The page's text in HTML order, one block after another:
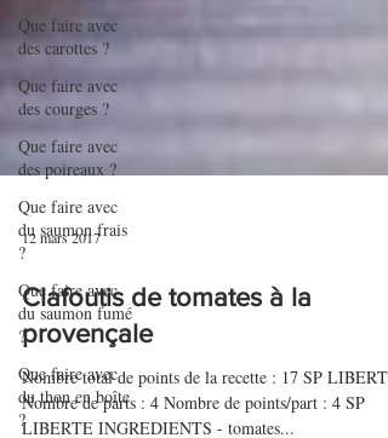
Que faire avec
des carottes ?
Que faire avec
des courges ?
Que faire avec
des poireaux ?
Que faire avec
du saumon frais
?
Que faire avec
du saumon fumé
?
Que faire avec
du thon en boîte
?
12 mars 2017
Clafoutis de tomates à la
provençale
Nombre total de points de la recette : 17 SP LIBERTE